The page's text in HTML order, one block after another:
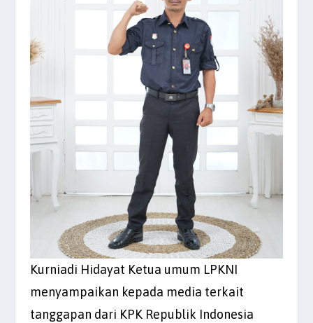
Kurniadi Hidayat Ketua umum LPKNI
menyampaikan kepada media terkait
tanggapan dari KPK Republik Indonesia